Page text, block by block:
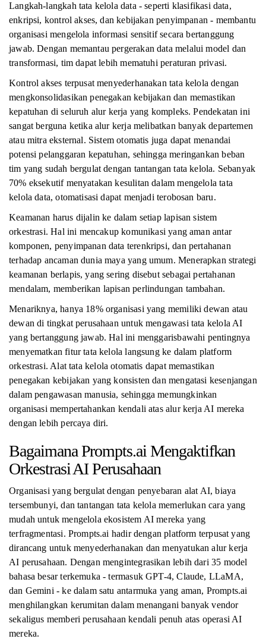
Langkah-langkah tata kelola data - seperti klasifikasi data,
enkripsi, kontrol akses, dan kebijakan penyimpanan - membantu
organisasi mengelola informasi sensitif secara bertanggung
jawab. Dengan memantau pergerakan data melalui model dan
transformasi, tim dapat lebih mematuhi peraturan privasi.
Kontrol akses terpusat menyederhanakan tata kelola dengan
mengkonsolidasikan penegakan kebijakan dan memastikan
kepatuhan di seluruh alur kerja yang kompleks. Pendekatan ini
sangat berguna ketika alur kerja melibatkan banyak departemen
atau mitra eksternal. Sistem otomatis juga dapat menandai
potensi pelanggaran kepatuhan, sehingga meringankan beban
tim yang sudah bergulat dengan tantangan tata kelola. Sebanyak
70% eksekutif menyatakan kesulitan dalam mengelola tata
kelola data, otomatisasi dapat menjadi terobosan baru.
Keamanan harus dijalin ke dalam setiap lapisan sistem
orkestrasi. Hal ini mencakup komunikasi yang aman antar
komponen, penyimpanan data terenkripsi, dan pertahanan
terhadap ancaman dunia maya yang umum. Menerapkan strategi
keamanan berlapis, yang sering disebut sebagai pertahanan
mendalam, memberikan lapisan perlindungan tambahan.
Menariknya, hanya 18% organisasi yang memiliki dewan atau
dewan di tingkat perusahaan untuk mengawasi tata kelola AI
yang bertanggung jawab. Hal ini menggarisbawahi pentingnya
menyematkan fitur tata kelola langsung ke dalam platform
orkestrasi. Alat tata kelola otomatis dapat memastikan
penegakan kebijakan yang konsisten dan mengatasi kesenjangan
dalam pengawasan manusia, sehingga memungkinkan
organisasi mempertahankan kendali atas alur kerja AI mereka
dengan lebih percaya diri.
Bagaimana Prompts.ai Mengaktifkan
Orkestrasi AI Perusahaan
Organisasi yang bergulat dengan penyebaran alat AI, biaya
tersembunyi, dan tantangan tata kelola memerlukan cara yang
mudah untuk mengelola ekosistem AI mereka yang
terfragmentasi. Prompts.ai hadir dengan platform terpusat yang
dirancang untuk menyederhanakan dan menyatukan alur kerja
AI perusahaan. Dengan mengintegrasikan lebih dari 35 model
bahasa besar terkemuka - termasuk GPT-4, Claude, LLaMA,
dan Gemini - ke dalam satu antarmuka yang aman, Prompts.ai
menghilangkan kerumitan dalam menangani banyak vendor
sekaligus memberi perusahaan kendali penuh atas operasi AI
mereka.